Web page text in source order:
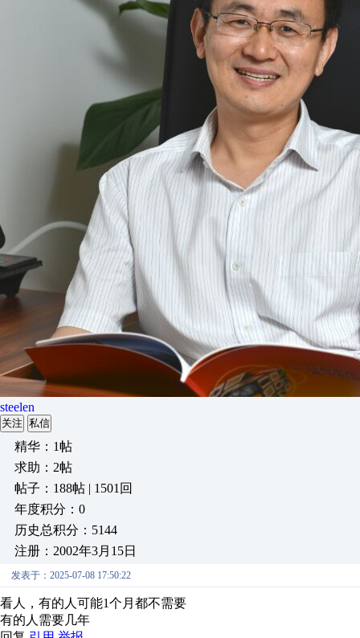
steelen
关注 私信
精华：1帖
求助：2帖
帖子：188帖 | 1501回
年度积分：0
历史总积分：5144
注册：2002年3月15日
发表于：2025-07-08 17:50:22
看人，有的人可能1个月都不需要
有的人需要几年